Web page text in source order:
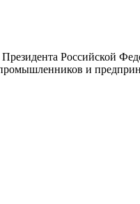
Российской
и